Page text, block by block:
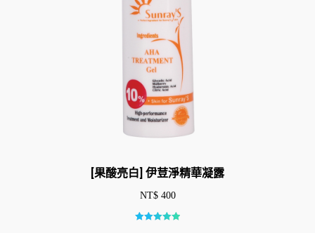
[果酸亮白] 伊荳淨精華凝露
NT$400